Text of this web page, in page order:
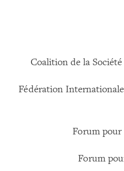
Coalition de la
Fédération
Forum pour
Forum